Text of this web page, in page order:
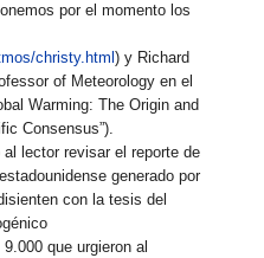
por el momento los
christy.html) y Richard
of Meteorology en el
Warming: The Origin and
Consensus”).
lector revisar el reporte de
generado por
con la tesis del
que urgieron al